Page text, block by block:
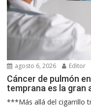
agosto 6, 2026 Editor
Cáncer de pulmón
temprana es la gran
***Más allá del cigarrillo